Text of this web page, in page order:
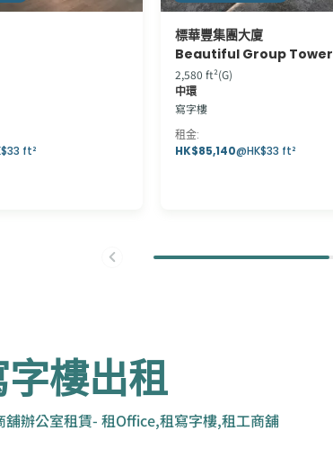
ft²
標華豐集團大廈
Beautiful Group Tower
2,580 ft²(G)
中環
寫字樓
租金:
HK$85,140@HK$33 ft²
樓出租
舖辦公室租賃- 租Office,租寫字樓,租工商舖